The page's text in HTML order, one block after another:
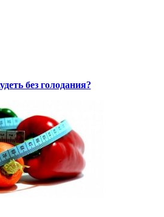
без голодания?